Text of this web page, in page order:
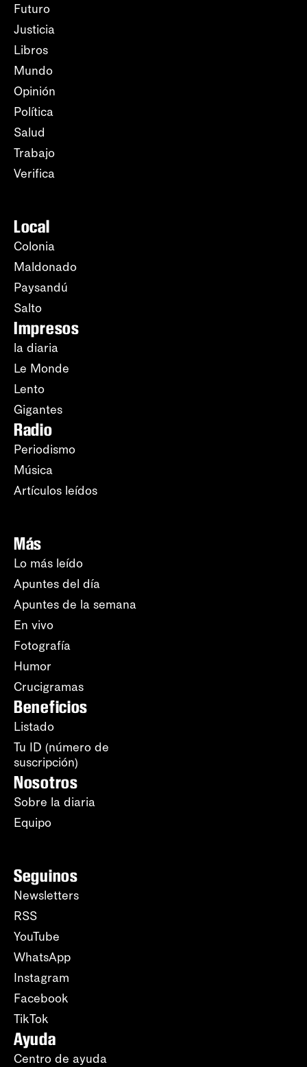
Futuro
Justicia
Libros
Mundo
Opinión
Política
Salud
Trabajo
Verifica
Local
Colonia
Maldonado
Paysandú
Salto
Impresos
la diaria
Le Monde
Lento
Gigantes
Radio
Periodismo
Música
Artículos leídos
Más
Lo más leído
Apuntes del día
Apuntes de la semana
En vivo
Fotografía
Humor
Crucigramas
Beneficios
Listado
Tu ID (número de
suscripción)
Nosotros
Sobre la diaria
Equipo
Seguinos
Newsletters
RSS
YouTube
WhatsApp
Instagram
Facebook
TikTok
Ayuda
Centro de ayuda